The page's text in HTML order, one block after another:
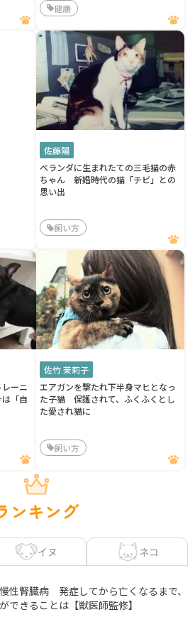
健康
佐藤陽
ベランダに生まれたての三毛猫の赤
ちゃん 新婚時代の猫「チビ」との
思い出
飼い方
ーニ
「自
佐竹 茉莉子
エアガンを撃たれ下半身マヒとなっ
た子猫 保護されて、ふくふくとし
た愛され猫に
飼い方
ンキング
イヌ ネコ
性腎臓病 発症してから亡くなるまで、
できることは【獣医師監修】